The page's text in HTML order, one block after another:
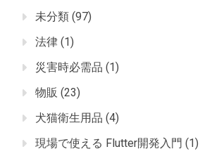
未分類 (97)
法律 (1)
災害時必需品 (1)
物販 (23)
犬猫衛生用品 (4)
現場で使える Flutter開発入門 (1)